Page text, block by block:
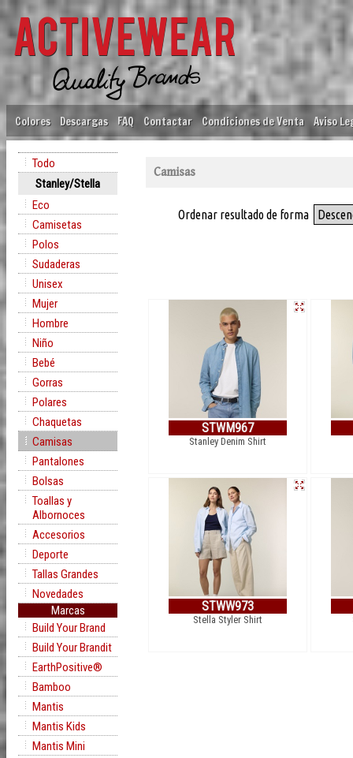
Colores Descargas FAQ Contactar Condiciones de Venta Aviso
Todo
Stanley/Stella
Eco
Camisetas
Polos
Sudaderas
Unisex
Mujer
Hombre
Niño
Bebé
Gorras
Polares
Chaquetas
Camisas
Pantalones
Bolsas
Toallas y
Albornoces
Accesorios
Deporte
Tallas Grandes
Novedades
Marcas
Build Your Brand
Build Your Brandit
EarthPositive®
Bamboo
Mantis
Mantis Kids
Mantis Mini
Camisas
Ordenar resultado de forma
STWM967
Stanley Denim Shirt
STWW973
Stella Styler Shirt